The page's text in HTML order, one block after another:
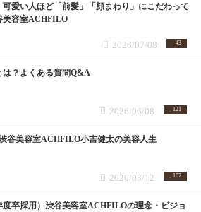
可愛い人ほど「前髪」「顔まわり」にこだわって
美容室ACHFILO
43
2026/07/08
は？よくある質問Q&A
121
2026/06/08
谷美容室ACHFILO小吉健太の美容人生
107
2026/03/12
度卒採用）渋谷美容室ACHFILOの理念・ビジョ